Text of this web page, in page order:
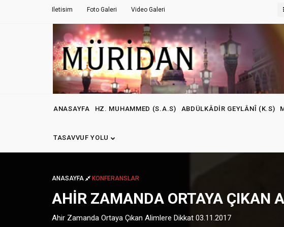
Iletisim Foto Galeri Video Galeri
ANASAYFA HZ. MUHAMMED (S.A.S) ABDÜLKÂDIR GEYLÂNÎ (K.S)
TASAVVUF YOLU
ANASAYFA KONFERANSLAR
AHIR ZAMANDA ORTAYA ÇIKAN
Ahir Zamanda Ortaya Çıkan Alimlere Dikkat 03.11.2017